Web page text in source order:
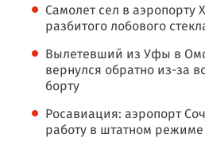
Самолет сел в аэропорту
разбитого лобового
Вылетевший из Уфы в
вернулся обратно из-за
борту
Росавиация: аэропорт
работу в штатном режиме